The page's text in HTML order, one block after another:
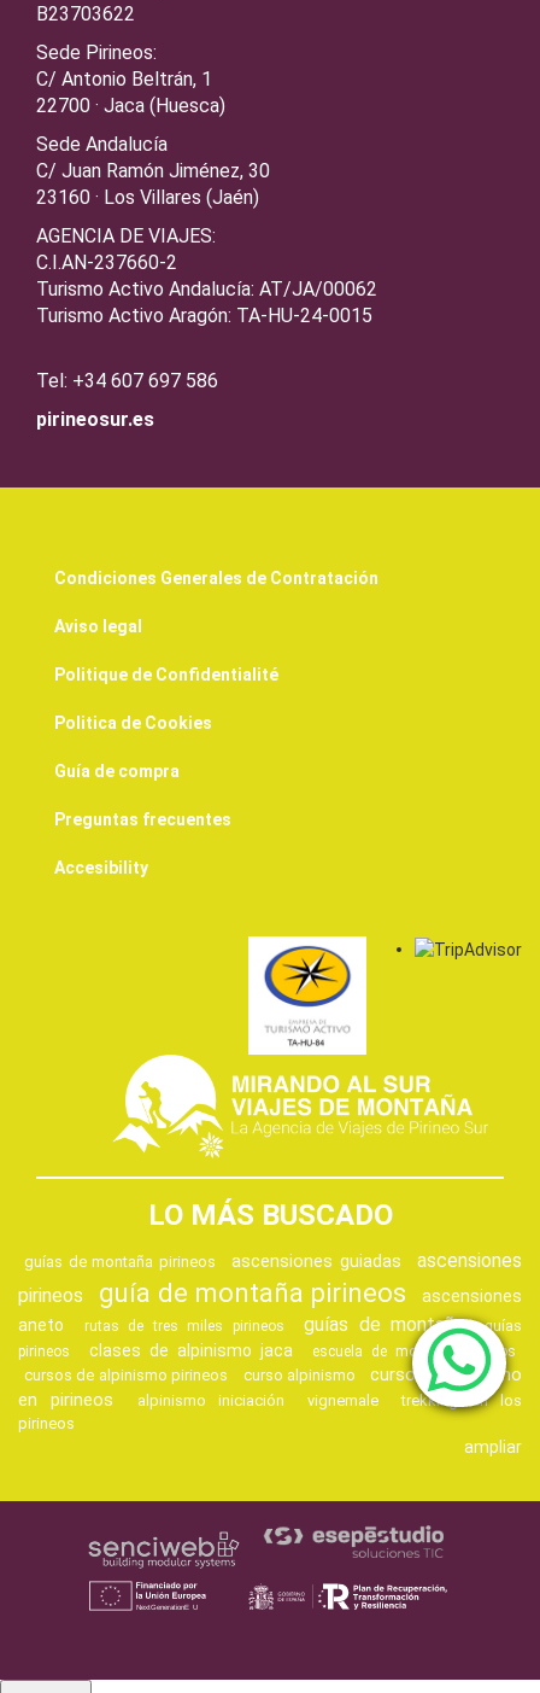
B23703622
Sede Pirineos:
C/ Antonio Beltrán, 1
22700 · Jaca (Huesca)
Sede Andalucía
C/ Juan Ramón Jiménez, 30
23160 · Los Villares (Jaén)
AGENCIA DE VIAJES:
C.I.AN-237660-2
Turismo Activo Andalucía: AT/JA/00062
Turismo Activo Aragón: TA-HU-24-0015
Tel: +34 607 697 586
pirineosur.es
Condiciones Generales de Contratación
Aviso legal
Politique de Confidentialité
Politica de Cookies
Guía de compra
Preguntas frecuentes
Accesibility
LO MÁS BUSCADO
guías de montaña pirineos ascensiones guiadas
ascensiones
pirineos
guía de montaña pirineos
ascensiones
aneto
rutas de tres miles pirineos guías de montaña
guías
pirineos
clases de alpinismo jaca escuela de montaña pirineos
cursos de alpinismo pirineos curso alpinismo
curso de alpinismo
en pirineos
alpinismo iniciación vignemale
trekking en los
pirineos
ampliar